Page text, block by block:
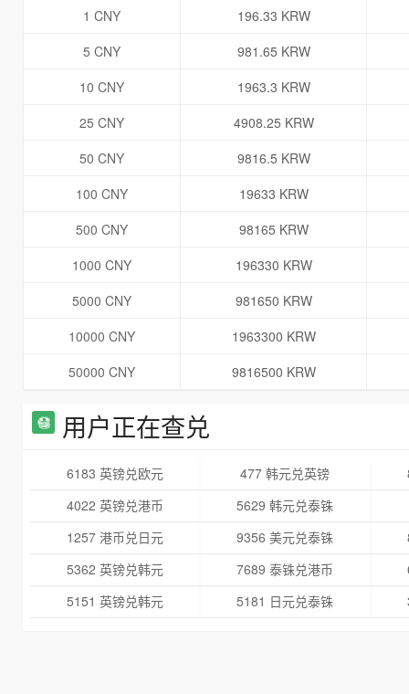
1 CNY
196.33 KRW
5 CNY
981.65 KRW
10 CNY
1963.3 KRW
25 CNY
4908.25 KRW
50 CNY
9816.5 KRW
100 CNY
19633 KRW
500 CNY
98165 KRW
1000 CNY
196330 KRW
5000 CNY
981650 KRW
10000 CNY
1963300 KRW
50000 CNY
9816500 KRW
用户正在查兑
6183 英镑兑欧元 477 韩元兑英镑
4022 英镑兑港币
5629 韩元兑泰铢
1257 港币兑日元
9356 美元兑泰铢
5362 英镑兑韩元
7689 泰铢兑港币
5151 英镑兑韩元
5181 日元兑泰铢